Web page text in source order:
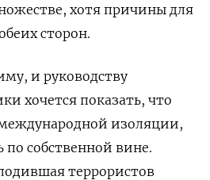
хотя причины для
сторон.
и руководству
хочется показать, что
изоляции,
по собственной вине.
террористов